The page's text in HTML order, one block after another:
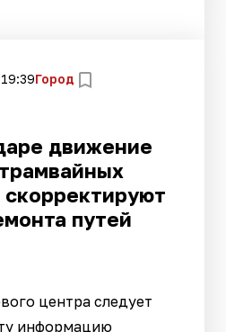
Город
движение
путей
центра следует
информацию